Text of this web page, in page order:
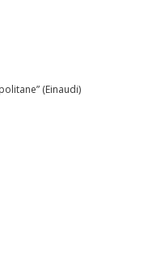
(Einaudi)